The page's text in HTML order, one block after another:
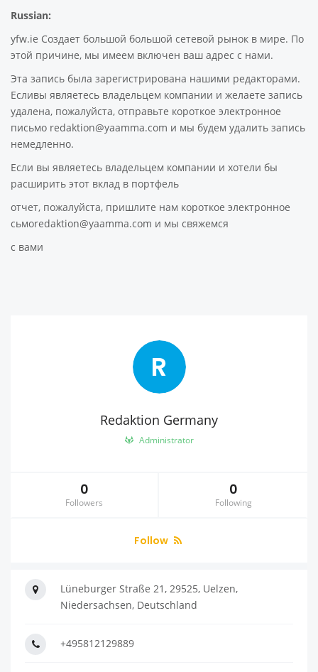
Russian:
yfw.ie Создает большой большой сетевой рынок в мире. По
этой причине, мы имеем включен ваш адрес с нами.
Эта запись была зарегистрирована нашими редакторами.
Есливы являетесь владельцем компании и желаете запись
удалена, пожалуйста, отправьте короткое электронное
письмо redaktion@yaamma.com и мы будем удалить запись
немедленно.
Если вы являетесь владельцем компании и хотели бы
расширить этот вклад в портфель
отчет, пожалуйста, пришлите нам короткое электронное
сьмоredaktion@yaamma.com и мы свяжемся
с вами
R
Redaktion Germany
Administrator
0
Followers
0
Following
Follow
Lüneburger Straße 21, 29525, Uelzen,
Niedersachsen, Deutschland
+495812129889